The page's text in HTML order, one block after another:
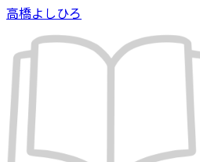
高橋よしひろ